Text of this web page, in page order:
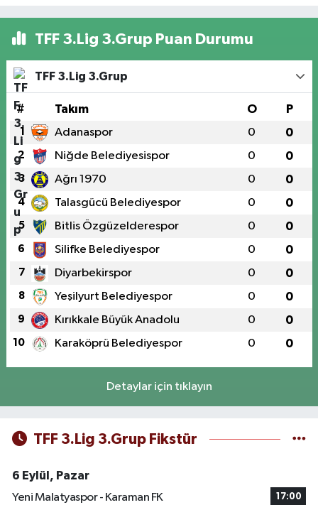
TFF 3.Lig 3.Grup Puan Durumu
TFF 3.Lig 3.Grup
# Takım O P
1 Adanaspor 0 0
2 Niğde Belediyesispor 0 0
3 Ağrı 1970 0 0
4 Talasgücü Belediyespor 0 0
5 Bitlis Özgüzelderespor 0 0
6 Silifke Belediyespor 0 0
7 Diyarbekirspor 0 0
8 Yeşilyurt Belediyespor 0 0
9 Kırıkkale Büyük Anadolu 0 0
10 Karaköprü Belediyespor 0 0
Detaylar için tıklayın
TFF 3.Lig 3.Grup Fikstür
6 Eylül, Pazar
Yeni Malatyaspor - Karaman FK
17:00